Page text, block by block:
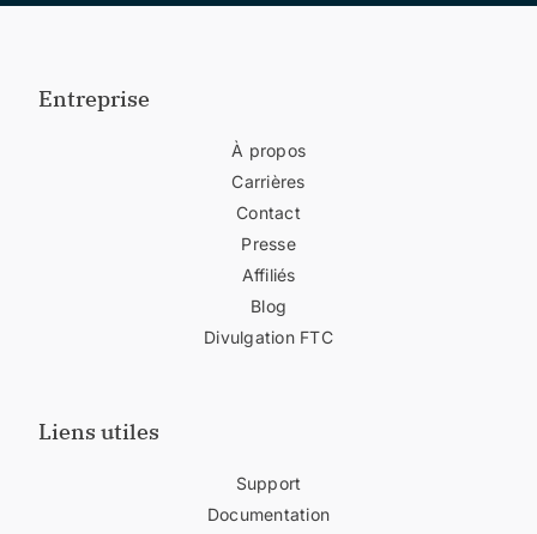
Entreprise
À propos
Carrières
Contact
Presse
Affiliés
Blog
Divulgation FTC
Liens utiles
Support
Documentation